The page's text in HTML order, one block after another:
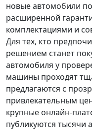
новые автомобили
расширенной
комплектациями и
Для тех, кто
решением станет
автомобиля у
машины проходят
предлагаются с
привлекательным
крупные онлайн-
публикуются тысячи